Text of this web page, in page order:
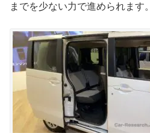
までを少ない力で進められます。